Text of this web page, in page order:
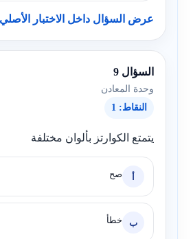
عرض السؤال داخل الاختبار الأصلي
السؤال 9
وحدة المعادن
النقاط: 1
يتمتع الكوارتز بألوان مختلفة
أ صح
ب خطأ